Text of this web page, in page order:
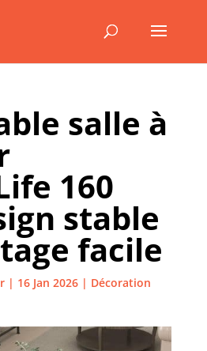
salle à
160
stable
facile
| 16 Jan 2026| Décoration